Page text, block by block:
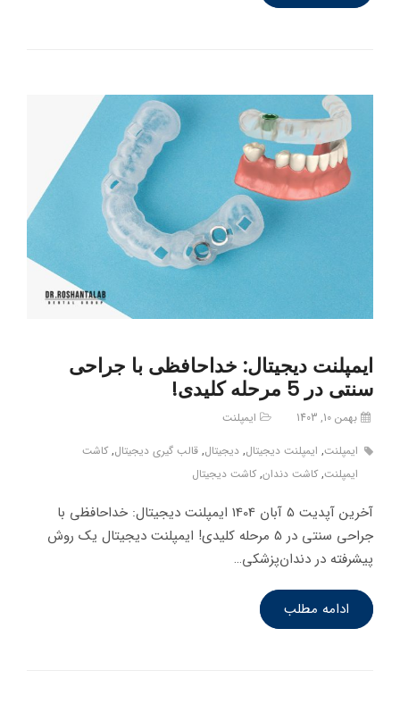
ایمپلنت دیجیتال: خداحافظی با جراحی
سنتی در 5 مرحله کلیدی!
بهمن 10, 1403
ایمپلنت
ایمپلنت, ایمپلنت دیجیتال, دیجیتال, قالب گیری دیجیتال, کاشت
ایمپلنت, کاشت دندان, کاشت دیجیتال
آخرین آپدیت 5 آبان 1404 ایمپلنت دیجیتال: خداحافظی با
جراحی سنتی در 5 مرحله کلیدی! ایمپلنت دیجیتال یک روش
پیشرفته در دندان‌پزشکی…
ادامه مطلب